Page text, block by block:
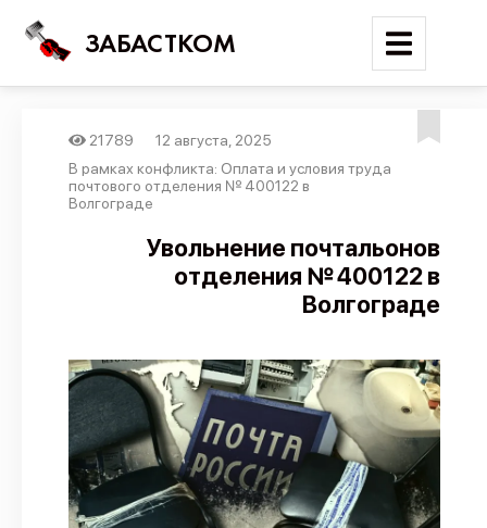
ЗАБАСТКОМ
Войти
Новости
Карта событий
Отчеты
Предложить публикацию
Справочник
API
О проекте
21789
12 августа, 2025
В рамках конфликта: Оплата и условия труда
почтового отделения № 400122 в
Волгограде
Увольнение почтальонов
отделения № 400122 в
Волгограде